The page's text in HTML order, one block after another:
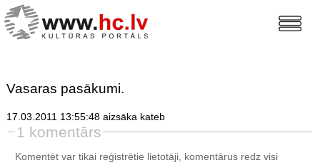
Vasaras pasākumi.
17.03.2011 13:55:48 aizsāka kateb
1 komentārs
Komentēt var tikai reģistrētie lietotāji, komentārus redz visi